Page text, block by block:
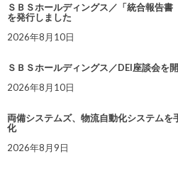
ＳＢＳホールディングス／「統合報告
を発行しました
2026年8月10日
ＳＢＳホールディングス／DEI座談会を
2026年8月10日
両備システムズ、物流自動化システムを
化
2026年8月9日